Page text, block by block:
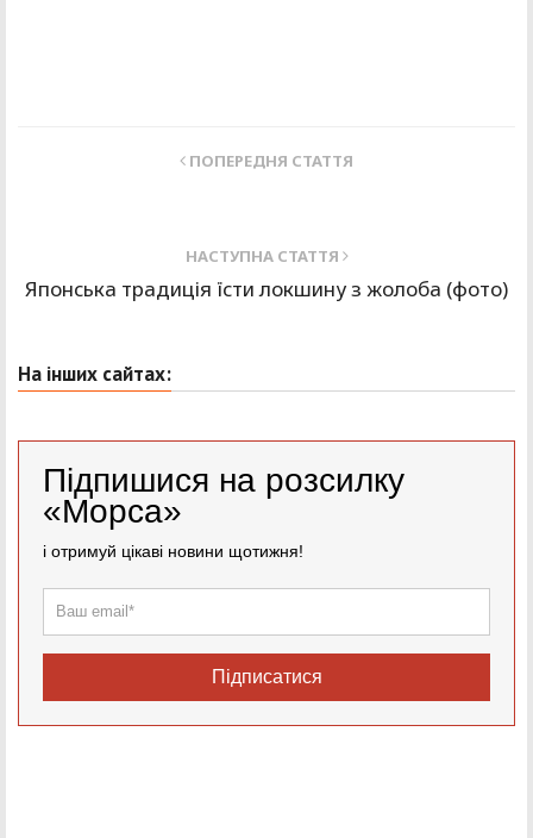
ПОПЕРЕДНЯ СТАТТЯ
НАСТУПНА СТАТТЯ
Японська традиція їсти локшину з жолоба (фото)
На інших сайтах:
Підпишися на розсилку
«Морса»
і отримуй цікаві новини щотижня!
Підписатися